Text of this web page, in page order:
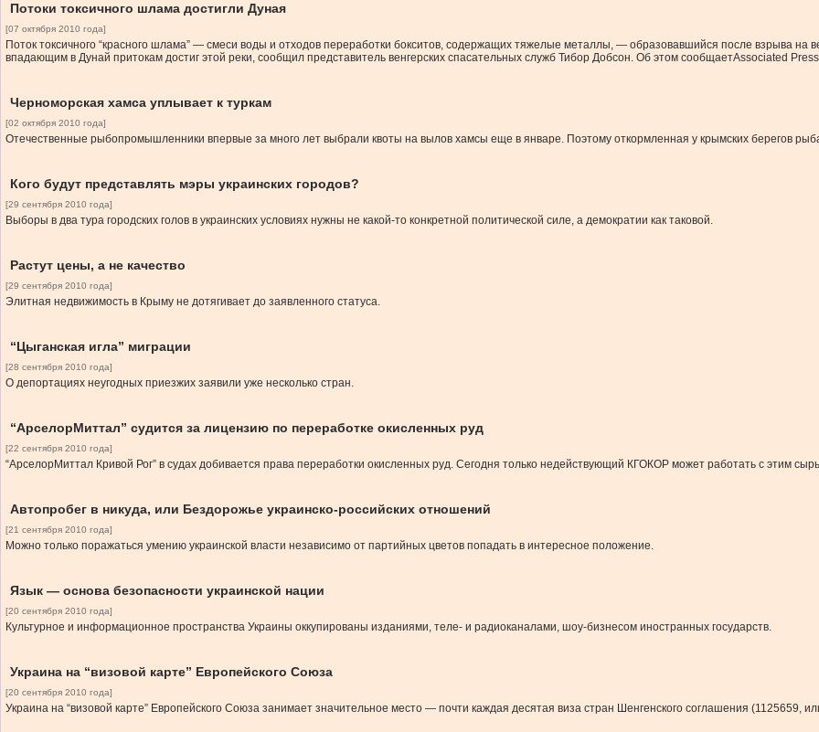
Потоки токсичного шлама достигли Дуная
[07 октября 2010 года]
Поток токсичного “красного шлама” — смеси воды и отходов переработки бокситов, содержащих тяжелые металлы, — образовавшийся после взрыва на
впадающим в Дунай притокам достиг этой реки, сообщил представитель венгерских спасательных служб Тибор Добсон. Об этом сообщаетAssociated
Черноморская хамса уплывает к туркам
[02 октября 2010 года]
Отечественные рыбопромышленники впервые за много лет выбрали квоты на вылов хамсы еще в январе. Поэтому откормленная у крымских берегов
Кого будут представлять мэры украинских городов?
[29 сентября 2010 года]
Выборы в два тура городских голов в украинских условиях нужны не какой-то конкретной политической силе, а демократии как таковой.
Растут цены, а не качество
[29 сентября 2010 года]
Элитная недвижимоcть в Крыму не дотягивает до заявленного статуса.
“Цыганская игла” миграции
[28 сентября 2010 года]
О депортациях неугодных приезжих заявили уже несколько стран.
“АрселорМиттал” судится за лицензию по переработке окисленных руд
[22 сентября 2010 года]
“АрселорМиттал Кривой Рог” в судах добивается права переработки окисленных руд. Сегодня только недействующий КГОКОР может работать с этим
Автопробег в никуда, или Бездорожье украинско-российских отношений
[21 сентября 2010 года]
Можно только поражаться умению украинской власти независимо от партийных цветов попадать в интересное положение.
Язык — основа безопасности украинской нации
[20 сентября 2010 года]
Культурное и информационное пространства Украины оккупированы изданиями, теле- и радиоканалами, шоу-бизнесом иностранных государств.
Украина на “визовой карте” Европейского Союза
[20 сентября 2010 года]
Украина на “визовой карте” Европейского Союза занимает значительное место — почти каждая десятая виза стран Шенгенского соглашения (1125659,